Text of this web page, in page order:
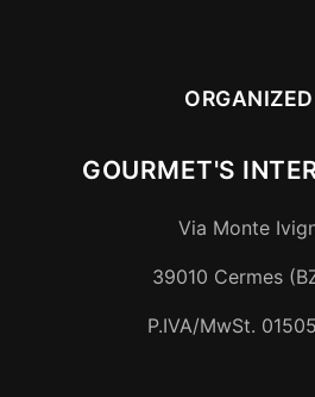
GOURMET'S
Via Monte
39010 Cermes
P.IVA/MwSt.